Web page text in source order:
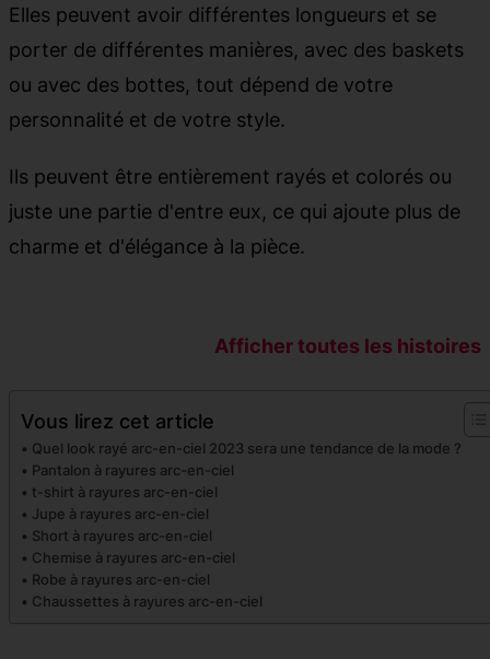
Elles peuvent avoir différentes longueurs et se
porter de différentes manières, avec des baskets
ou avec des bottes, tout dépend de votre
personnalité et de votre style.
Ils peuvent être entièrement rayés et colorés ou
juste une partie d'entre eux, ce qui ajoute plus de
charme et d'élégance à la pièce.
Afficher toutes les histoires
Stripes –
est sur tiktok
Rainbow
sociaux
Vous lirez cet article
Quel look rayé arc-en-ciel 2023 sera une tendance de la mode ?
Pantalon à rayures arc-en-ciel
t-shirt à rayures arc-en-ciel
Jupe à rayures arc-en-ciel
Short à rayures arc-en-ciel
Chemise à rayures arc-en-ciel
Robe à rayures arc-en-ciel
Chaussettes à rayures arc-en-ciel